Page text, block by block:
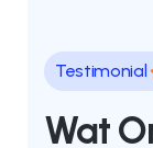
Testimonial
Wat